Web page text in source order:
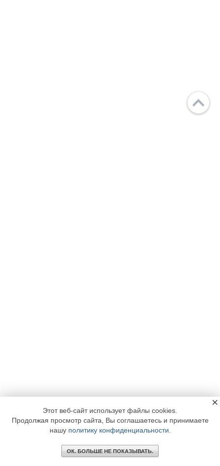
Этот веб-сайт использует файлы cookies.
Продолжая просмотр сайта, Вы соглашаетесь и принимаете
нашу политику конфиденциальности
ОК. БОЛЬШЕ НЕ ПОКАЗЫВАТЬ.
×